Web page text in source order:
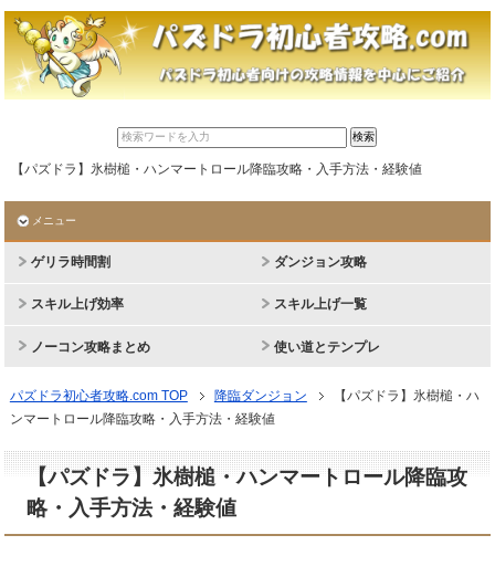
【パズドラ】氷樹槌・ハンマートロール降臨攻略・入手方法・経験値
メニュー
ゲリラ時間割 ダンジョン攻略
スキル上げ効率 スキル上げ一覧
ノーコン攻略まとめ 使い道とテンプレ
パズドラ初心者攻略.com TOP 降臨ダンジョン
【パズドラ】氷樹槌・ハ
ンマートロール降臨攻略・入手方法・経験値
【パズドラ】氷樹槌・ハンマートロール降臨攻
略・入手方法・経験値